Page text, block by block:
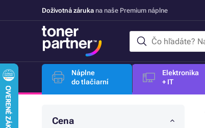
Doživotná záruka na naše Premium náplne
Náplne
do tlačiarní
Elektronika
+ IT
Cena